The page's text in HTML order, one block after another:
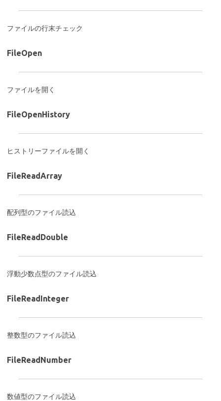
ファイルの行末チェック
FileOpen
ファイルを開く
FileOpenHistory
ヒストリーファイルを開く
FileReadArray
配列型のファイル読込
FileReadDouble
浮動少数点型のファイル読込
FileReadInteger
整数型のファイル読込
FileReadNumber
数値型のファイル読込